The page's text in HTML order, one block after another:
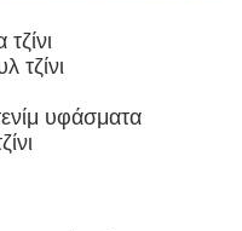
τζίνι
υφάσματα